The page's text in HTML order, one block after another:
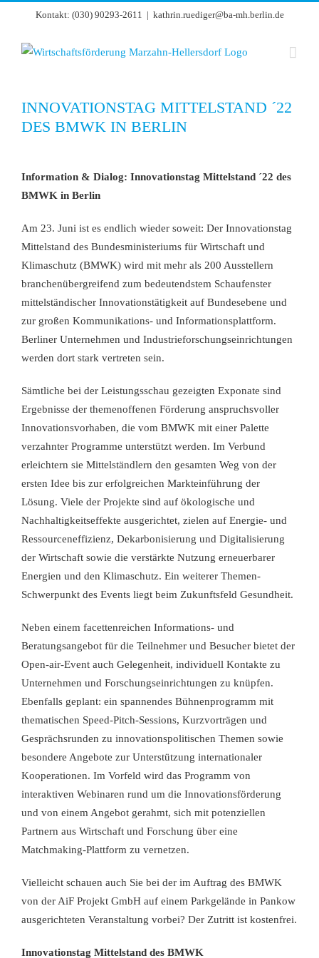
springen
Kontakt: (030) 90293-2611 | kathrin.ruediger@ba-mh.berlin.de
INNOVATIONSTAG MITTELSTAND ´22
DES BMWK IN BERLIN
grösseres
Bild
Information & Dialog: Innovationstag Mittelstand ´22 des
BMWK in Berlin
Am 23. Juni ist es endlich wieder soweit: Der Innovationstag
Mittelstand des Bundesministeriums für Wirtschaft und
Klimaschutz (BMWK) wird mit mehr als 200 Ausstellern
branchenübergreifend zum bedeutendstem Schaufenster
mittelständischer Innovationstätigkeit auf Bundesebene und
zur großen Kommunikations- und Informationsplattform.
Berliner Unternehmen und Industrieforschungseinrichtungen
werden dort stark vertreten sein.
Sämtliche bei der Leistungsschau gezeigten Exponate sind
Ergebnisse der themenoffenen Förderung anspruchsvoller
Innovationsvorhaben, die vom BMWK mit einer Palette
verzahnter Programme unterstützt werden. Im Verbund
erleichtern sie Mittelständlern den gesamten Weg von der
ersten Idee bis zur erfolgreichen Markteinführung der
Lösung. Viele der Projekte sind auf ökologische und
Nachhaltigkeitseffekte ausgerichtet, zielen auf Energie- und
Ressourceneffizienz, Dekarbonisierung und Digitalisierung
der Wirtschaft sowie die verstärkte Nutzung erneuerbarer
Energien und den Klimaschutz. Ein weiterer Themen-
Schwerpunkt des Events liegt beim Zukunftsfeld Gesundheit.
Neben einem facettenreichen Informations- und
Beratungsangebot für die Teilnehmer und Besucher bietet der
Open-air-Event auch Gelegenheit, individuell Kontakte zu
Unternehmen und Forschungseinrichtungen zu knüpfen.
Ebenfalls geplant: ein spannendes Bühnenprogramm mit
thematischen Speed-Pitch-Sessions, Kurzvorträgen und
Gesprächsrunden zu innovationspolitischen Themen sowie
besondere Angebote zur Unterstützung internationaler
Kooperationen. Im Vorfeld wird das Programm von
interaktiven Webinaren rund um die Innovationsförderung
und von einem Angebot gerahmt, sich mit potenziellen
Partnern aus Wirtschaft und Forschung über eine
Matchmaking-Plattform zu vernetzen.
Vielleicht schauen auch Sie bei der im Auftrag des BMWK
von der AiF Projekt GmbH auf einem Parkgelände in Pankow
ausgerichteten Veranstaltung vorbei? Der Zutritt ist kostenfrei.
Innovationstag Mittelstand des BMWK